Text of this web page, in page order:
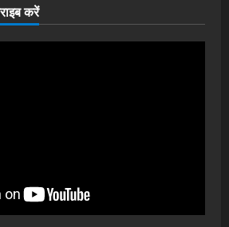
करें